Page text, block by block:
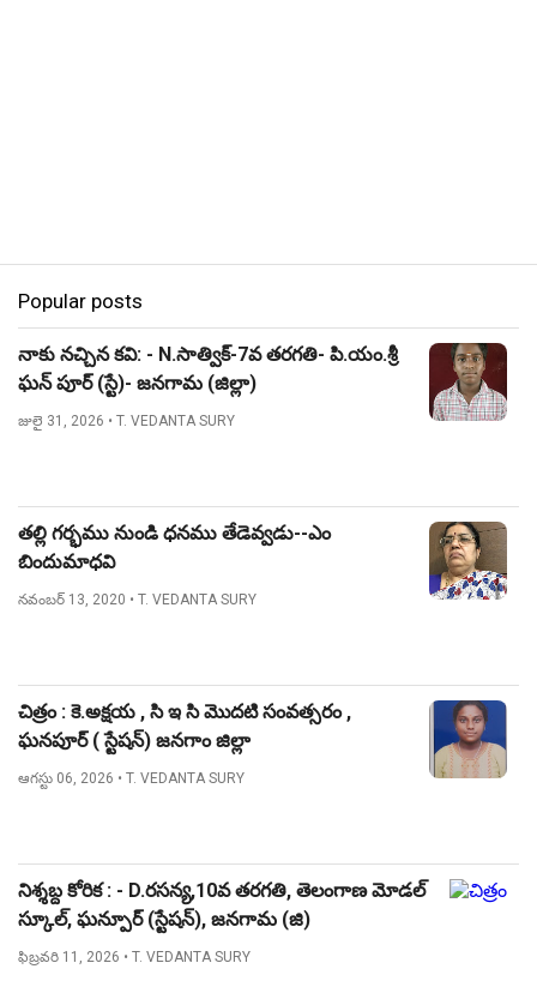
Popular posts
నాకు నచ్చిన కవి: - N.సాత్విక్-7వ తరగతి- పి.యం.శ్రీ
ఘన్ పూర్ (స్టే)- జనగామ (జిల్లా)
జులై 31, 2026 • T. VEDANTA SURY
తల్లి గర్భము నుండి ధనము తేడెవ్వడు--ఎం
బిందుమాధవి
నవంబర్ 13, 2020 • T. VEDANTA SURY
చిత్రం : కె.అక్షయ , సి ఇ సి మొదటి సంవత్సరం ,
ఘనపూర్ ( స్టేషన్) జనగాం జిల్లా
ఆగస్టు 06, 2026 • T. VEDANTA SURY
నిశ్శబ్ద కోరిక : - D.రసన్య,10వ తరగతి, తెలంగాణ మోడల్
స్కూల్, ఘన్పూర్ (స్టేషన్), జనగామ (జి)
ఫిబ్రవరి 11, 2026 • T. VEDANTA SURY